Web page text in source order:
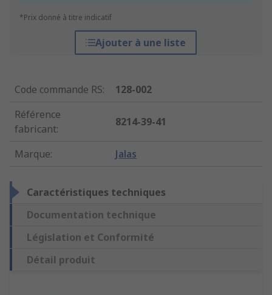
*Prix donné à titre indicatif
Ajouter à une liste
Code commande RS:
128-002
Référence
fabricant:
8214-39-41
Marque: Jalas
Caractéristiques techniques
Documentation technique
Législation et Conformité
Détail produit